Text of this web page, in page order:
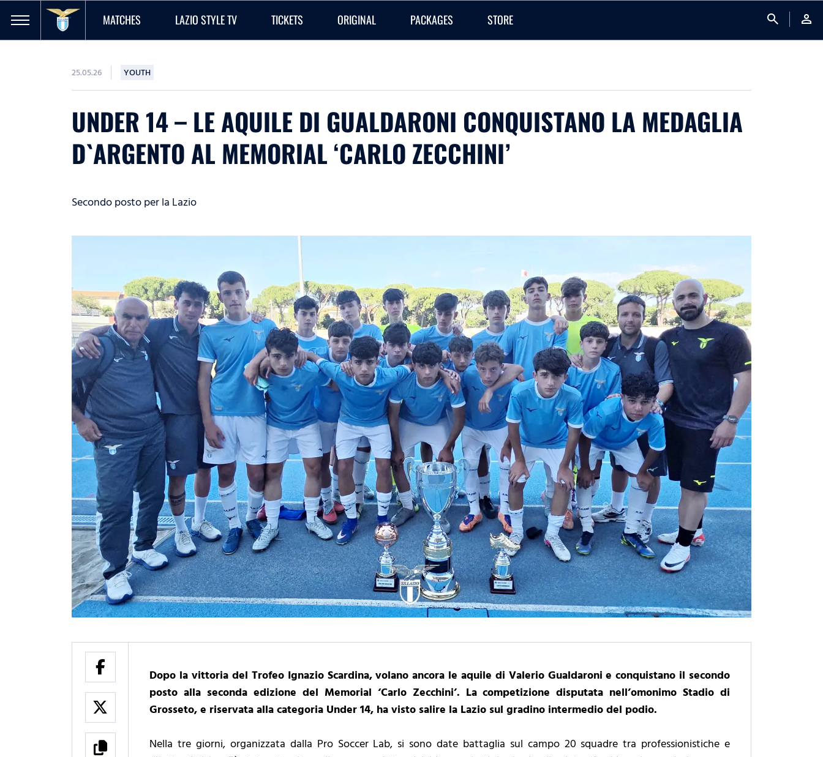
MATCHES LAZIO STYLE TV TICKETS ORIGINAL PACKAGES STORE search person
25.05.26 YOUTH
UNDER 14 – LE AQUILE DI GUALDARONI CONQUISTANO LA MEDAGLIA
D`ARGENTO AL MEMORIAL ‘CARLO ZECCHINI’
Secondo posto per la Lazio
Dopo la vittoria del Trofeo Ignazio Scardina, volano ancora le aquile di Valerio Gualdaroni e conquistano il secondo
posto alla seconda edizione del Memorial ‘Carlo Zecchini’. La competizione disputata nell’omonimo Stadio di
Grosseto, e riservata alla categoria Under 14, ha visto salire la Lazio sul gradino intermedio del podio.
Nella tre giorni, organizzata dalla Pro Soccer Lab, si sono date battaglia sul campo 20 squadre tra professionistiche e